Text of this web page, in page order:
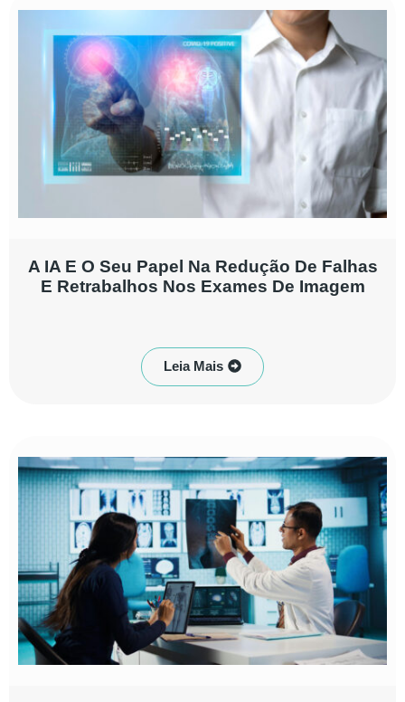
A IA E O Seu Papel Na Redução De Falhas
E Retrabalhos Nos Exames De Imagem
Leia Mais